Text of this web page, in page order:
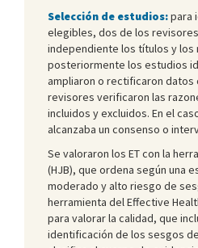
Selección de estudios:para
elegibles, dos de los
independiente los títulos y los
posteriormente los estudios
ampliaron o rectificaron datos
revisores verificaron las
incluidos y excluidos. En el
alcanzaba un consenso o
Se valoraron los ET con la
(HJB), que ordena según una
moderado y alto riesgo de
herramienta del Effective
para valorar la calidad, que
identificación de los sesgos